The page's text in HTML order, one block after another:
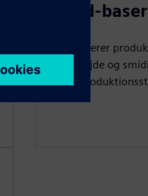
Cloud-
Centraliserer
samarbejde og
af alle